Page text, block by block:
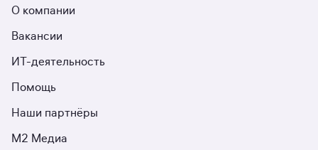
О компании
Вакансии
ИТ-деятельность
Помощь
Наши партнёры
М2 Медиа